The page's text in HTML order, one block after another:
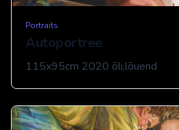
Portraits
Autoportree
115x95cm 2020 õli,lõuend